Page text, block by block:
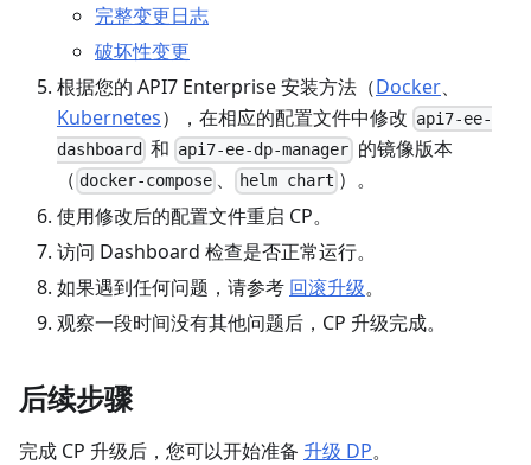
完整变更日志
破坏性变更
根据您的 API7 Enterprise 安装方法（Docker、
Kubernetes），在相应的配置文件中修改 api7-ee-
dashboard 和 api7-ee-dp-manager 的镜像版本
（ docker-compose 、 helm chart ）。
使用修改后的配置文件重启 CP。
访问 Dashboard 检查是否正常运行。
如果遇到任何问题，请参考 回滚升级。
观察一段时间没有其他问题后，CP 升级完成。
后续步骤
完成 CP 升级后，您可以开始准备 升级 DP。